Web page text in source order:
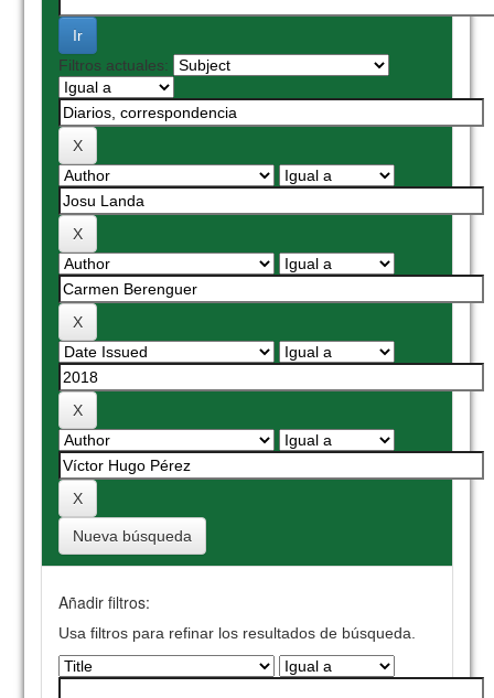
Filtros actuales:
Nueva búsqueda
Añadir filtros:
Usa filtros para refinar los resultados de búsqueda.